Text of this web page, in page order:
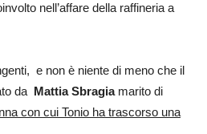
nell’affare della raffineria a
e non è niente di meno che il
da Mattia Sbragiamarito di
con cui Tonio ha trascorso una